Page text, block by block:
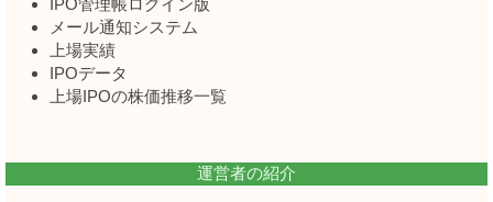
IPO管理帳ログイン版
メール通知システム
上場実績
IPOデータ
上場IPOの株価推移一覧
運営者の紹介